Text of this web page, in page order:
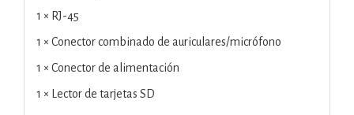
1 × RJ-45
1 × Conector combinado de auriculares/micrófono
1 × Conector de alimentación
1 × Lector de tarjetas SD